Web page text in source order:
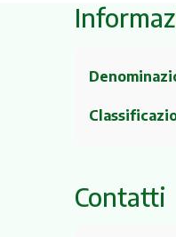
Contatti